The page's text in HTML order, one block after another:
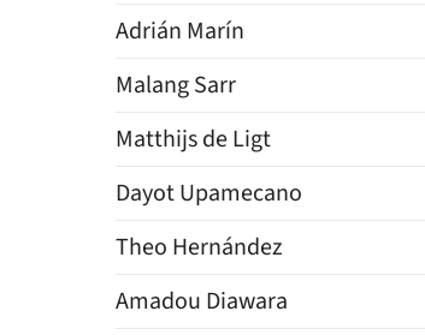
Adrián Marín
Malang Sarr
Matthijs de Ligt
Dayot Upamecano
Theo Hernández
Amadou Diawara